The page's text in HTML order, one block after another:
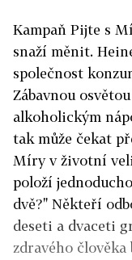
Kampaň Pijte s
snaží měnit.
společnost
Zábavnou
alkoholickým
tak může čekat
Míry v životní
položí
dvě?" Někteří
deseti a dvaceti
zdravého člověka